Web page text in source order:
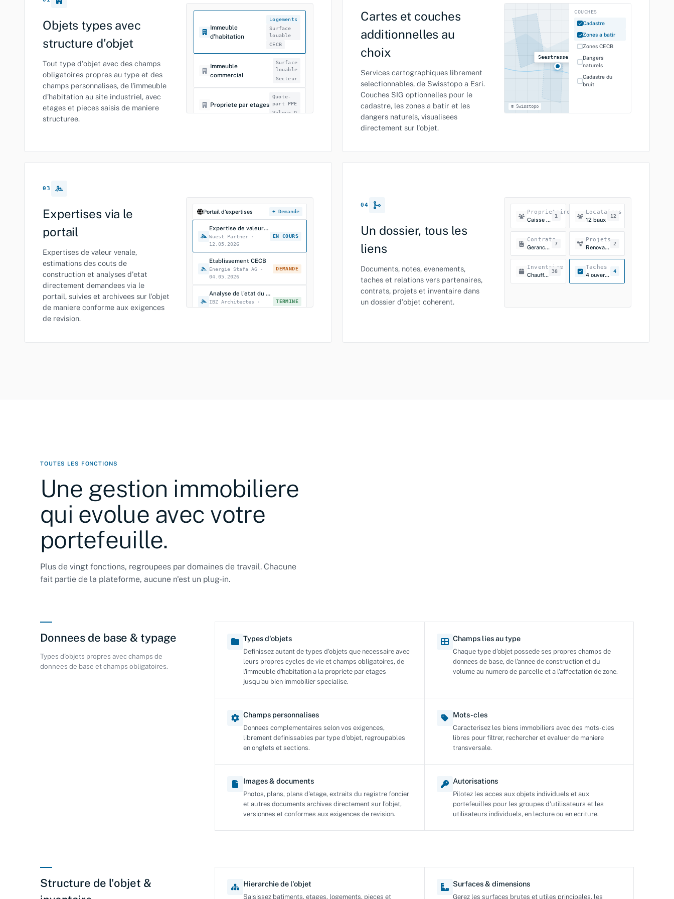
Objets types avec
structure d'objet
Tout type d'objet avec des champs
obligatoires propres au type et des
champs personnalises, de l'immeuble
d'habitation au site industriel, avec
etages et pieces saisis de maniere
structuree.
Immeuble
d'habitation
Logements
Surface
louable
CECB
Immeuble
commercial
Surface
louable
Secteur
Propriete par etages
Quote-
part PPE
Valeur Q
Cartes et couches
additionnelles au
choix
Services cartographiques librement
selectionnables, de Swisstopo a Esri.
Couches SIG optionnelles pour le
cadastre, les zones a batir et les
dangers naturels, visualisees
directement sur l'objet.
Seestrasse 47
© Swisstopo
COUCHES
Cadastre
Zones a batir
Zones CECB
Dangers
naturels
Cadastre du
bruit
03
Expertises via le
portail
Expertises de valeur venale,
estimations des couts de
construction et analyses d'etat
directement demandees via le
portail, suivies et archivees sur l'objet
de maniere conforme aux exigences
de revision.
Portail d'expertises + Demande
Expertise de valeur venale
Wuest Partner ·
12.05.2026
EN COURS
Etablissement CECB
Energie Stafa AG ·
04.05.2026
DEMANDE
Analyse de l'etat du batiment
IBZ Architectes ·
21.02.2026
TERMINE
04
Un dossier, tous les
liens
Documents, notes, evenements,
taches et relations vers partenaires,
contrats, projets et inventaire dans
un dossier d'objet coherent.
Proprietaire
Caisse de pension Z.
1
Locataires
12 baux
12
Contrats
Gerance, assurance, ...
7
Projets
Renovation de facade 2026
2
Inventaire
Chauffage, ascenseur, ...
38
Taches
4 ouvertes · 2 echeances
4
TOUTES LES FONCTIONS
Une gestion immobiliere
qui evolue avec votre
portefeuille.
Plus de vingt fonctions, regroupees par domaines de travail. Chacune
fait partie de la plateforme, aucune n'est un plug-in.
Donnees de base & typage
Types d'objets propres avec champs de
donnees de base et champs obligatoires.
Types d'objets
Definissez autant de types d'objets que necessaire avec
leurs propres cycles de vie et champs obligatoires, de
l'immeuble d'habitation a la propriete par etages
jusqu'au bien immobilier specialise.
Champs lies au type
Chaque type d'objet possede ses propres champs de
donnees de base, de l'annee de construction et du
volume au numero de parcelle et a l'affectation de zone.
Champs personnalises
Donnees complementaires selon vos exigences,
librement definissables par type d'objet, regroupables
en onglets et sections.
Mots-cles
Caracterisez les biens immobiliers avec des mots-cles
libres pour filtrer, rechercher et evaluer de maniere
transversale.
Images & documents
Photos, plans, plans d'etage, extraits du registre foncier
et autres documents archives directement sur l'objet,
versionnes et conformes aux exigences de revision.
Autorisations
Pilotez les acces aux objets individuels et aux
portefeuilles pour les groupes d'utilisateurs et les
utilisateurs individuels, en lecture ou en ecriture.
Structure de l'objet &
Hierarchie de l'objet
Saisissez batiments, etages, logements, pieces et
Surfaces & dimensions
Gerez les surfaces brutes et utiles principales, les